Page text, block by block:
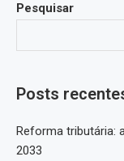
Pesquisar
Posts
Reforma tributária:
2033